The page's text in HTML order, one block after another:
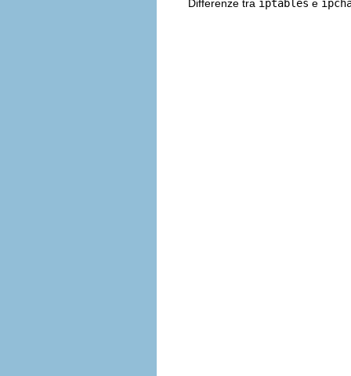
Differenze tra iptables e